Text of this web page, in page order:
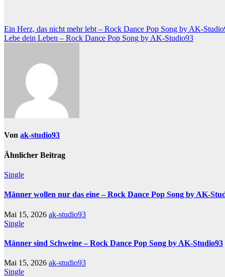
Beitragsnavigation
Ein Herz, das nicht mehr lebt – Rock Dance Pop Song by AK-
Lebe dein Leben – Rock Dance Pop Song by AK-Studio93
Von ak-studio93
Ähnlicher Beitrag
Single
Männer wollen nur das eine – Rock Dance Pop Song by AK-
Mai 15, 2026 ak-studio93
Single
Männer sind Schweine – Rock Dance Pop Song by AK-Studio93
Mai 15, 2026 ak-studio93
Single